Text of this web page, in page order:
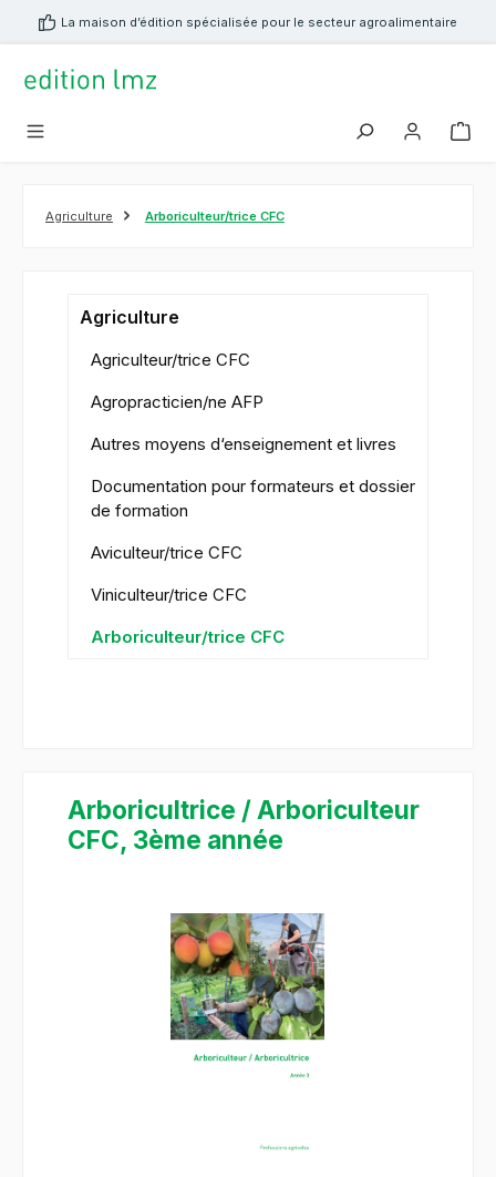
principal
La maison d’édition spécialisée pour le secteur agroalimentaire
Agriculture Arboriculteur/trice CFC
Agriculture
Agriculteur/trice CFC
Agropracticien/ne AFP
Autres moyens d‘enseignement et livres
Documentation pour formateurs et dossier
de formation
Aviculteur/trice CFC
Viniculteur/trice CFC
Arboriculteur/trice CFC
Arboricultrice / Arboriculteur
CFC, 3ème année
Ignorer la galerie d'images